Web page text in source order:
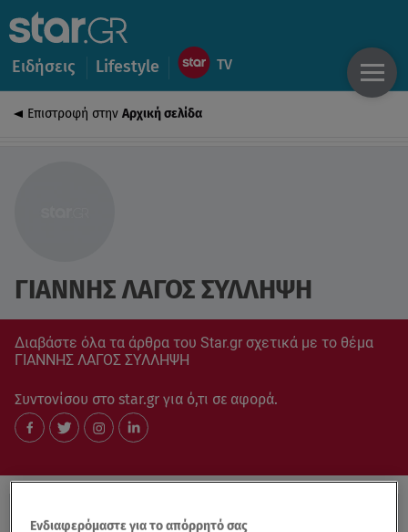
Ειδήσεις Lifestyle
Επιστροφή στην Αρχική σελίδα
ΓΙΑΝΝΗΣ ΛΑΓΟΣ ΣΥΛΛΗΨΗ
Διαβάστε όλα τα άρθρα του Star.gr σχετικά με το θέμα
ΓΙΑΝΝΗΣ ΛΑΓΟΣ ΣΥΛΛΗΨΗ
Συντονίσου στο star.gr για ό,τι σε αφορά.
Ενδιαφερόμαστε για το απόρρητό σας